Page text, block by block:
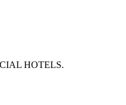
HOTELS.